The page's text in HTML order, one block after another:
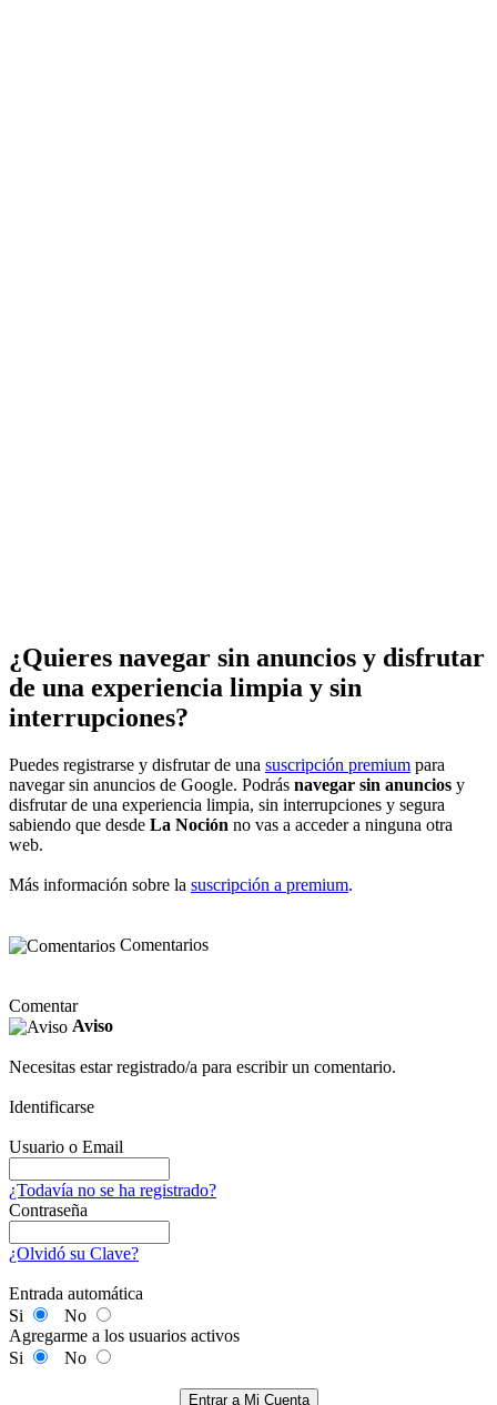
¿Quieres navegar sin anuncios y disfrutar
de una experiencia limpia y sin
interrupciones?
Puedes registrarse y disfrutar de una suscripción premium para
navegar sin anuncios de Google. Podrás navegar sin anuncios y
disfrutar de una experiencia limpia, sin interrupciones y segura
sabiendo que desde La Noción no vas a acceder a ninguna otra
web.
Más información sobre la suscripción a premium.
Comentarios
Comentar
Aviso
Necesitas estar registrado/a para escribir un comentario.
Identificarse
Usuario o Email
¿Todavía no se ha registrado?
Contraseña
¿Olvidó su Clave?
Entrada automática
Si
No
Agregarme a los usuarios activos
Si
No
Entrar a Mi Cuenta